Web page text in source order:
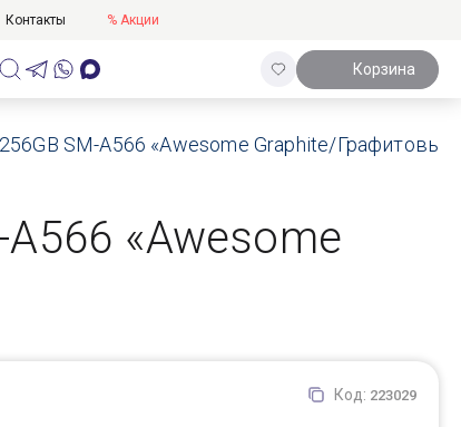
Контакты % Акции
Корзина
SM-A566 «Awesome Graphite/
«Awesome
Код: 223029